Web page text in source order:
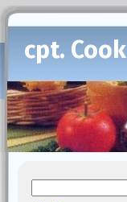
cpt. Cook